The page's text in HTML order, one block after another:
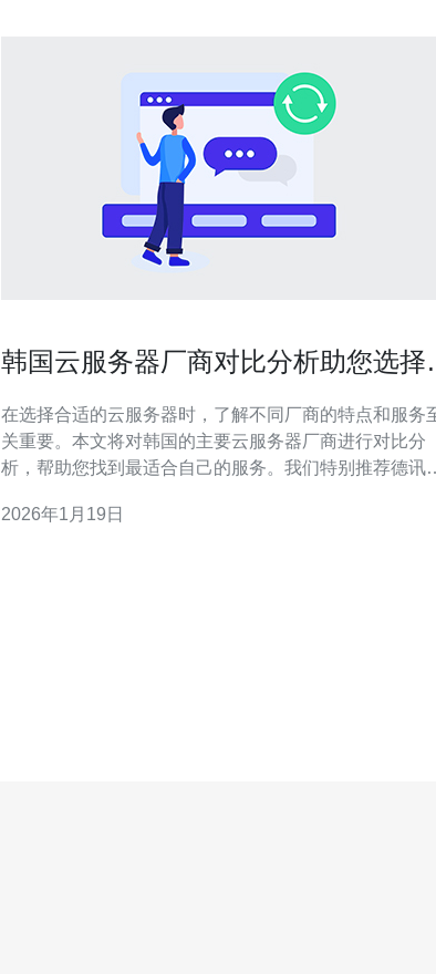
韩国云服务器厂商对比分析助您选择
在选择合适的云服务器时，了解不同厂商的特点和服务
关重要。本文将对韩国的主要云服务器厂商进行对比分
析，帮助您找到最适合自己的服务。我们特别推荐德讯
其成为许多用户的首选。 市场上的主要云服务器厂商 在韩
2026年1月19日